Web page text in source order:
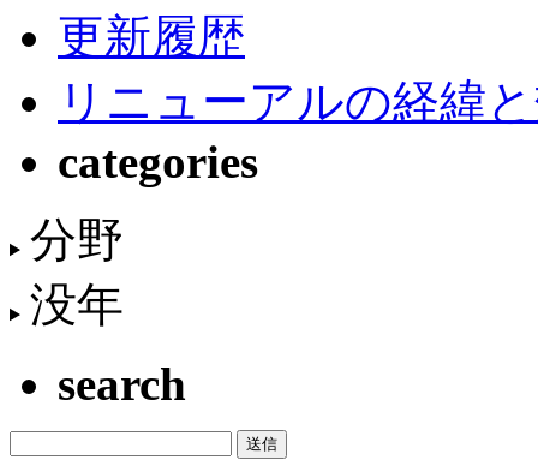
更新履歴
リニューアルの経緯
categories
分野
没年
search